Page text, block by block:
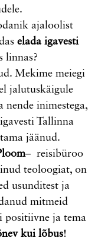
ajaloolist
elada igavesti
linnas?
Mekime meiegi
jalutuskäigule
nende inimestega,
Tallinna
jäänud.
– reisibüroo
teoloogiat, on
usunditest ja
mitmeid
positiivne ja tema
kui lõbus!